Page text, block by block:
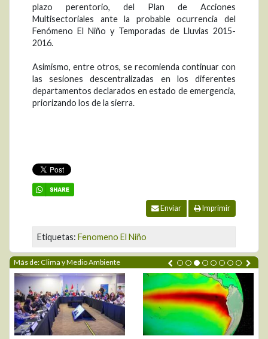
plazo perentorio, del Plan de Acciones
Multisectoriales ante la probable ocurrencia del
Fenómeno El Niño y Temporadas de Lluvias 2015-
2016.
Asimismo, entre otros, se recomienda continuar con
las sesiones descentralizadas en los diferentes
departamentos declarados en estado de emergencia,
priorizando los de la sierra.
Enviar Imprimir
Etiquetas: Fenomeno El Niño
Más de: Clima y Medio Ambiente